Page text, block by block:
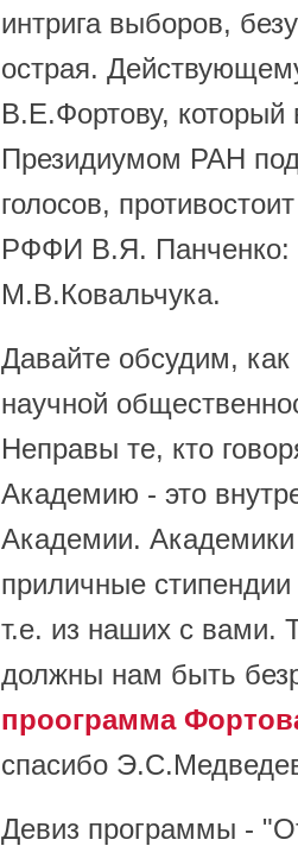
интрига выборов,
острая.
В.Е.Фортову,
Президиумом РАН
голосов,
РФФИ В.Я. Панченко:
М.В.Ковальчука.
Давайте обсудим,
научной
Неправы те, кто
Академию - это
Академии.
приличные
т.е. из наших с вами.
должны нам быть
проограмма
спасибо
Девиз программы -